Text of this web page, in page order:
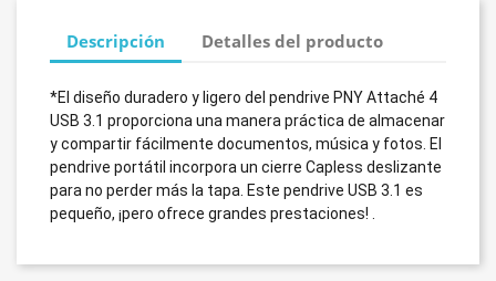
Descripción Detalles del producto
*El diseño duradero y ligero del pendrive PNY Attaché 4
USB 3.1 proporciona una manera práctica de almacenar
y compartir fácilmente documentos, música y fotos. El
pendrive portátil incorpora un cierre Capless deslizante
para no perder más la tapa. Este pendrive USB 3.1 es
pequeño, ¡pero ofrece grandes prestaciones! .